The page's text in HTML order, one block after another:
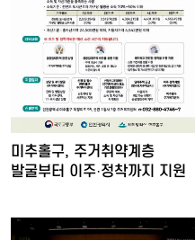
미추홀구, 주거취약계층
발굴부터 이주·정착까지 지원